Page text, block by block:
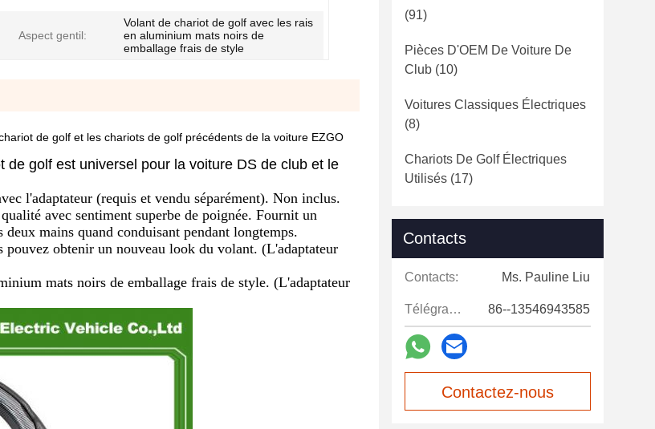
Aspect gentil:
Volant de chariot de golf avec les rais
en aluminium mats noirs de
emballage frais de style
de golf et les chariots de golf précédents de la voiture EZGO
golf est universel pour la voiture DS de club et le
l'adaptateur (requis et vendu séparément). Non inclus.
avec sentiment superbe de poignée. Fournit un
mains quand conduisant pendant longtemps.
obtenir un nouveau look du volant. (L'adaptateur
mats noirs de emballage frais de style. (L'adaptateur
(91)
Pièces D'OEM De Voiture De
Club (10)
Voitures Classiques Électriques
(8)
Chariots De Golf Électriques
Utilisés (17)
Contacts
Contacts: Ms. Pauline Liu
Télégramme: 86--13546943585
Contactez-nous